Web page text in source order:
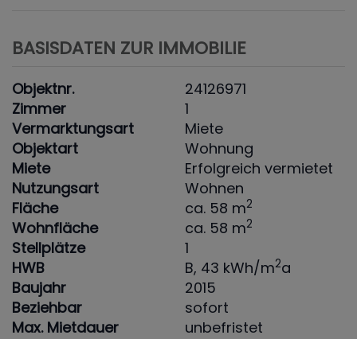
BASISDATEN ZUR IMMOBILIE
Objektnr.
24126971
Zimmer
1
Vermarktungsart
Miete
Objektart
Wohnung
Miete
Erfolgreich vermietet
Nutzungsart
Wohnen
Fläche
ca. 58 m2
Wohnfläche ca. 58 m2
Stellplätze
1
HWB
B, 43 kWh/m2a
Baujahr
2015
Beziehbar
sofort
Max. Mietdauer
unbefristet